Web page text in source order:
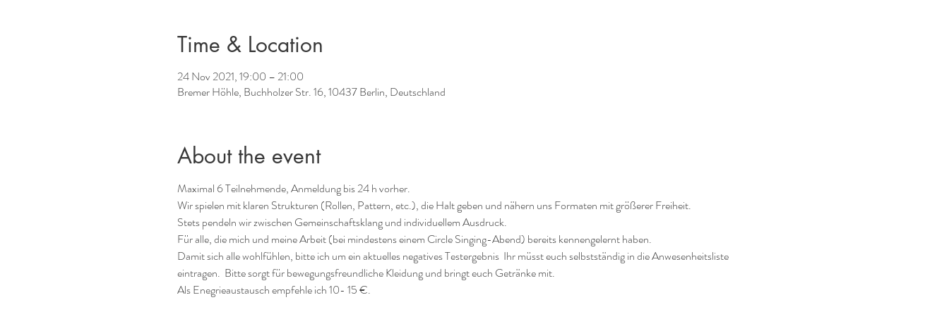
Time & Location
24 Nov 2021, 19:00 – 21:00
Bremer Höhle, Buchholzer Str. 16, 10437 Berlin, Deutschland
About the event
Maximal 6 Teilnehmende, Anmeldung bis 24 h vorher.
Wir spielen mit klaren Strukturen (Rollen, Pattern, etc.), die Halt geben und nähern uns Formaten mit größerer Freiheit.
Stets pendeln wir zwischen Gemeinschaftsklang und individuellem Ausdruck.
Für alle, die mich und meine Arbeit (bei mindestens einem Circle Singing-Abend) bereits kennengelernt haben.
Damit sich alle wohlfühlen, bitte ich um ein aktuelles negatives Testergebnis  Ihr müsst euch selbstständig in die Anwesenheitsliste
eintragen.  Bitte sorgt für bewegungsfreundliche Kleidung und bringt euch Getränke mit.
Als Enegrieaustausch empfehle ich 10- 15 €.